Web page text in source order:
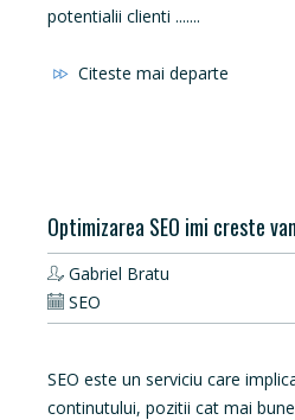
potentialii clienti .......
Citeste mai departe
Optimizarea SEO imi creste
Gabriel Bratu
SEO
SEO este un serviciu care
continutului, pozitii cat mai